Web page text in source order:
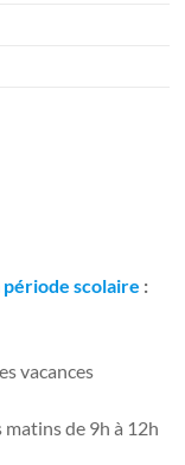
scolaire :
vacances
matins de 9h à 12h